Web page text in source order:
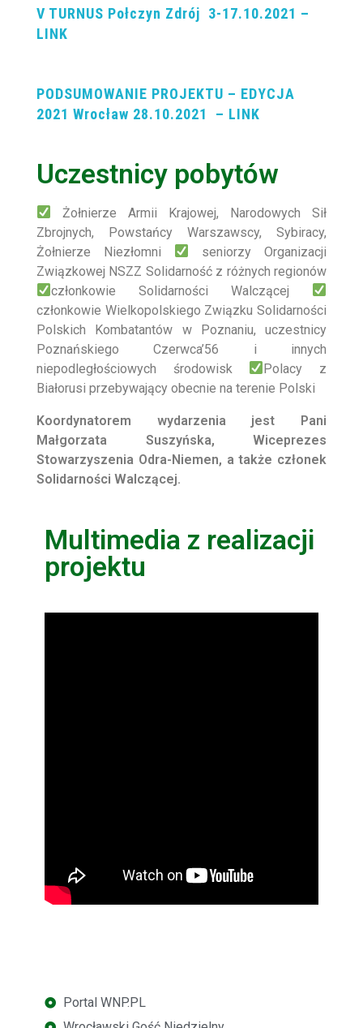
V TURNUS Połczyn Zdrój 3-17.10.2021 –
LINK
PODSUMOWANIE PROJEKTU – EDYCJA
2021 Wrocław 28.10.2021 – LINK
Uczestnicy pobytów
Żołnierze Armii Krajowej, Narodowych Sił
Zbrojnych, Powstańcy Warszawscy, Sybiracy,
Żołnierze Niezłomni
seniorzy Organizacji
Związkowej NSZZ Solidarność z różnych regionów
członkowieSolidarności Walczącej
członkowie Wielkopolskiego Związku Solidarności
Polskich Kombatantów w Poznaniu, uczestnicy
Poznańskiego Czerwca’56 i innych
niepodległościowych środowisk
Polacy z
Białorusi przebywający obecnie na terenie Polski
Koordynatorem wydarzenia jest Pani
Małgorzata Suszyńska, Wiceprezes
Stowarzyszenia Odra-Niemen, a także członek
Solidarności Walczącej.
Multimedia z realizacji
projektu
Portal WNP.PL